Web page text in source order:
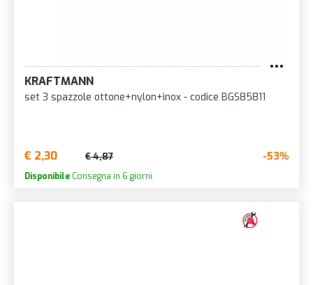
KRAFTMANN
set 3 spazzole ottone+nylon+inox - codice BGS85811
€ 2,30 € 4,87 -53%
Disponibile Consegna in 6 giorni.